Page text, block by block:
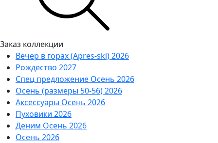
Заказ коллекции
Вечер в горах (Apres-ski) 2026
Рождество 2027
Спец предложение Осень 2026
Осень (размеры 50-56) 2026
Аксессуары Осень 2026
Пуховики 2026
Деним Осень 2026
Осень 2026